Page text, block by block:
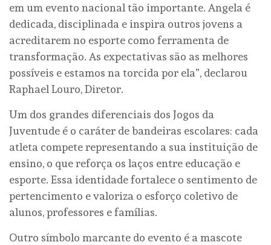
em um evento nacional tão importante. Angela é
dedicada, disciplinada e inspira outros jovens a
acreditarem no esporte como ferramenta de
transformação. As expectativas são as melhores
possíveis e estamos na torcida por ela”, declarou
Raphael Louro, Diretor.
Um dos grandes diferenciais dos Jogos da
Juventude é o caráter de bandeiras escolares: cada
atleta compete representando a sua instituição de
ensino, o que reforça os laços entre educação e
esporte. Essa identidade fortalece o sentimento de
pertencimento e valoriza o esforço coletivo de
alunos, professores e famílias.
Outro símbolo marcante do evento é a mascote